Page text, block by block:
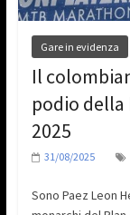
Gare in evidenza
Il
podio
2025
31/08/2025
Sono Paez Leon